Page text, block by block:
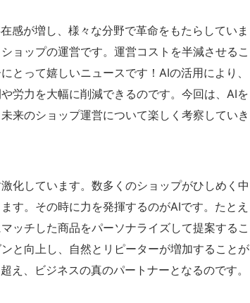
感が増し、様々な分野で革命をもたらしていま
ョップの運営です。運営コストを半減させるこ
とって嬉しいニュースです！AIの活用により、
労力を大幅に削減できるのです。今回は、AIを
来のショップ運営について楽しく考察していき
化しています。数多くのショップがひしめく中
す。その時に力を発揮するのがAIです。たとえ
ッチした商品をパーソナライズして提案するこ
と向上し、自然とリピーターが増加することが
え、ビジネスの真のパートナーとなるのです。